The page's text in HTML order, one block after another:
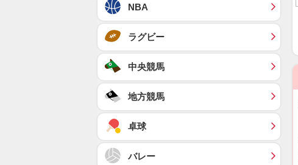
NBA
ラグビー
中央競馬
地方競馬
卓球
バレー